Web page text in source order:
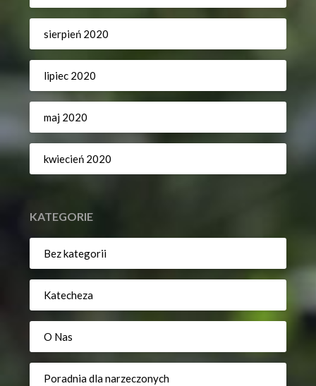
sierpień 2020
lipiec 2020
maj 2020
kwiecień 2020
KATEGORIE
Bez kategorii
Katecheza
O Nas
Poradnia dla narzeczonych